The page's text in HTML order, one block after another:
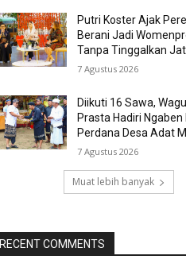
Putri Koster Ajak
Berani Jadi
Tanpa Tinggalkan
7 Agustus 2026
Diikuti 16 Sawa,
Prasta Hadiri Ngaben
Perdana Desa Adat
7 Agustus 2026
Muat lebih banyak
RECENT COMMENTS